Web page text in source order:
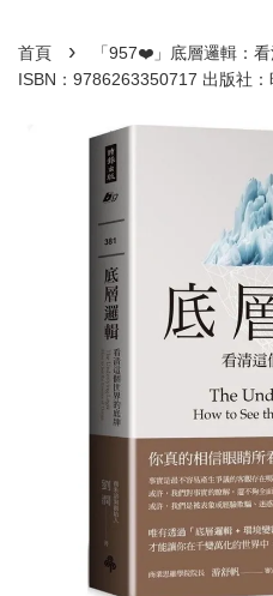
首頁 ›
「957❤️」底層邏輯：
ISBN：9786263350717 出版社：